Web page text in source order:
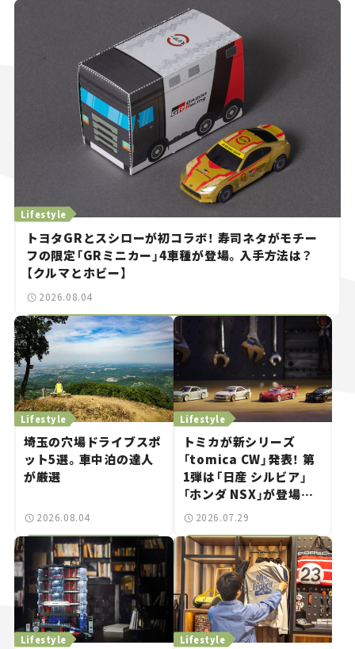
トヨタGRとスシローが初コラボ！ 寿司ネタがモチー
フの限定「GRミニカー」4車種が登場。入手方法は？
【クルマとホビー】
Lifestyle
2026.08.04
埼玉の穴場ドライブスポ
ット5選。車中泊の達人
が厳選
Lifestyle
2026.08.04
トミカが新シリーズ
「tomica CW」発表！ 第
1弾は「日産 シルビア」
「ホンダ NSX」が登場。
世界が注目す
とホビー】
Lifestyle
2026.07.29
Lifestyle Lifestyle